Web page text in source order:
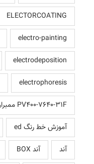
ELECTORCOATING
electro-painting
electrodeposition
electrophoresis
PV400-7640-31F ممبران
آموزش خط رنگ ed
آند
آند BOX